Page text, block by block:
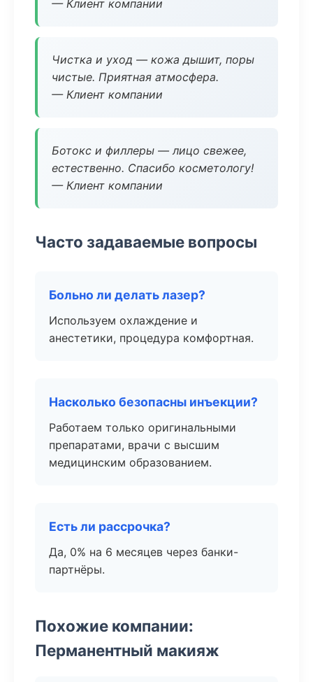
— Клиент компании
Чистка и уход — кожа дышит, поры
чистые. Приятная атмосфера.
— Клиент компании
Ботокс и филлеры — лицо свежее,
естественно. Спасибо косметологу!
— Клиент компании
Часто задаваемые вопросы
Больно ли делать лазер?
Используем охлаждение и
анестетики, процедура комфортная.
Насколько безопасны инъекции?
Работаем только оригинальными
препаратами, врачи с высшим
медицинским образованием.
Есть ли рассрочка?
Да, 0% на 6 месяцев через банки-
партнёры.
Похожие компании:
Перманентный макияж